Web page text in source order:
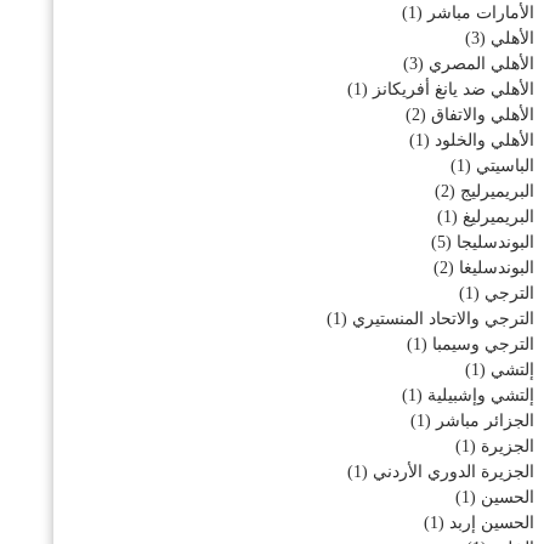
الأمارات مباشر (1)
الأهلي (3)
الأهلي المصري (3)
الأهلي ضد يانغ أفريكانز (1)
الأهلي والاتفاق (2)
الأهلي والخلود (1)
الباسيتي (1)
البريميرليج (2)
البريميرليغ (1)
البوندسليجا (5)
البوندسليغا (2)
الترجي (1)
الترجي والاتحاد المنستيري (1)
الترجي وسيمبا (1)
إلتشي (1)
إلتشي وإشبيلية (1)
الجزائر مباشر (1)
الجزيرة (1)
الجزيرة الدوري الأردني (1)
الحسين (1)
الحسين إربد (1)